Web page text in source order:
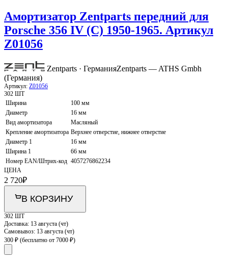
Амортизатор Zentparts передний для
Porsche 356 IV (C) 1950-1965. Артикул
Z01056
Zentparts · ГерманияZentparts — ATHS Gmbh
(Германия)
Артикул: Z01056
302 ШТ
Ширина
100 мм
Диаметр
16 мм
Вид амортизатора
Масляный
Крепление амортизатора Верхнее отверстие, нижнее отверстие
Диаметр 1
16 мм
Ширина 1
66 мм
Номер EAN/Штрих-код 4057276862234
ЦЕНА
2 720₽
В КОРЗИНУ
302 ШТ
Доставка: 13 августа (чт)
Самовывоз: 13 августа (чт)
300 ₽ (бесплатно от 7000 ₽)